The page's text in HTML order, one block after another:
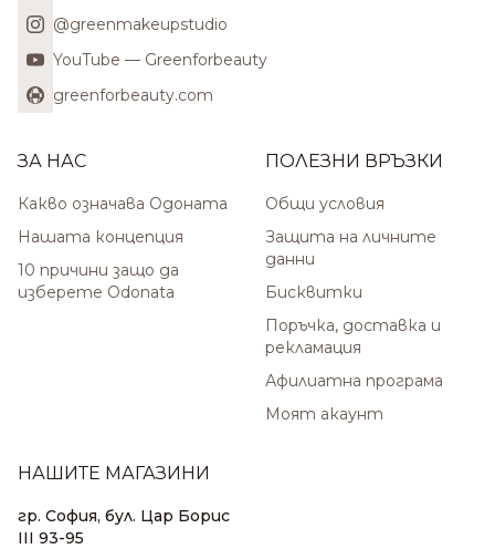
@greenmakeupstudio
YouTube — Greenforbeauty
greenforbeauty.com
ЗА НАС
Какво означава Одоната
Нашата концепция
10 причини защо да
изберете Odonata
ПОЛЕЗНИ ВРЪЗКИ
Общи условия
Защита на личните
данни
Бисквитки
Поръчка, доставка и
рекламация
Афилиатна програма
Моят акаунт
НАШИТЕ МАГАЗИНИ
гр. София, бул. Цар Борис
III 93-95